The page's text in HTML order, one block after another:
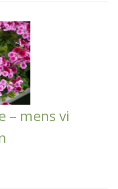
– mens vi